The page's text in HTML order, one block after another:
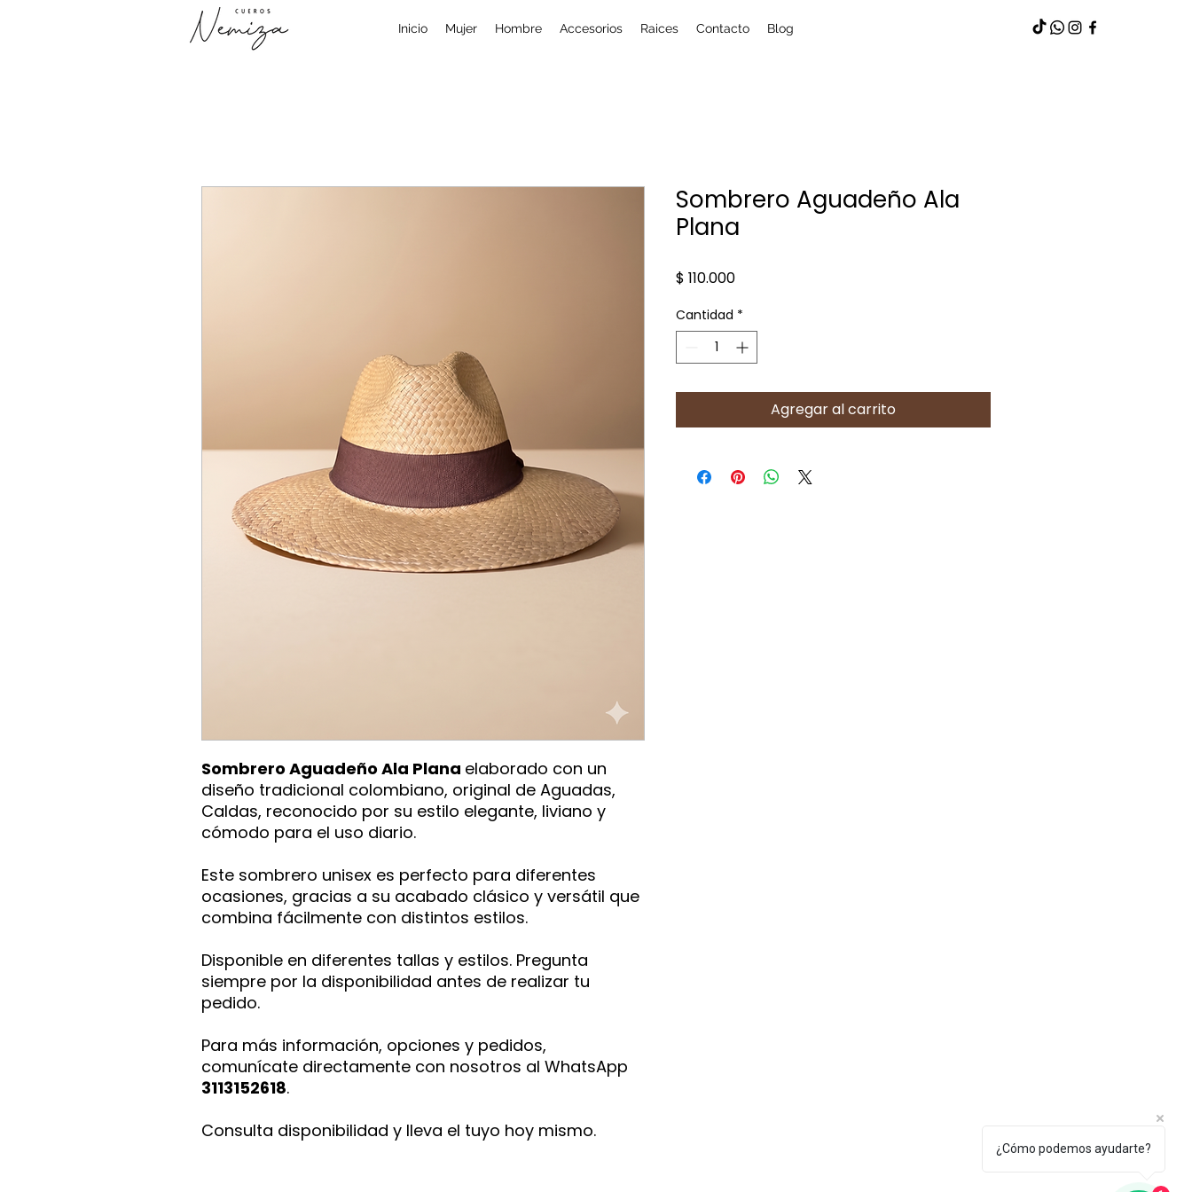
Inicio Mujer Hombre Accesorios Raices Contacto Blog
Sombrero Aguadeño Ala Plana elaborado con un
diseño tradicional colombiano, original de Aguadas,
Caldas, reconocido por su estilo elegante, liviano y
cómodo para el uso diario.
Este sombrero unisex es perfecto para diferentes
ocasiones, gracias a su acabado clásico y versátil que
combina fácilmente con distintos estilos.
Disponible en diferentes tallas y estilos. Pregunta
siempre por la disponibilidad antes de realizar tu
pedido.
Para más información, opciones y pedidos,
comunícate directamente con nosotros al WhatsApp
3113152618.
Consulta disponibilidad y lleva el tuyo hoy mismo.
Sombrero Aguadeño Ala
Plana
$ 110.000Precio
Cantidad *
Agregar al carrito
¿Cómo podemos ayudarte?
1